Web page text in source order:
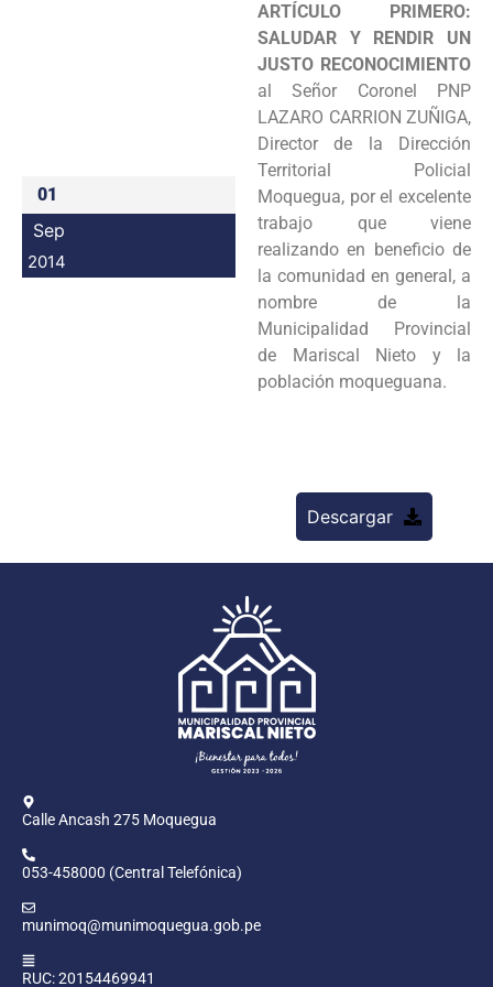
Programas
Intranet
01
Sep
2014
ARTÍCULO PRIMERO:
SALUDAR Y RENDIR UN
JUSTO RECONOCIMIENTO
al Señor Coronel PNP
LAZARO CARRION ZUÑIGA,
Director de la Dirección
Territorial Policial
Moquegua, por el excelente
trabajo que viene
realizando en beneficio de
la comunidad en general, a
nombre de la
Municipalidad Provincial
de Mariscal Nieto y la
población moqueguana.
Descargar
Calle Ancash 275 Moquegua
053-458000 (Central Telefónica)
munimoq@munimoquegua.gob.pe
RUC: 20154469941